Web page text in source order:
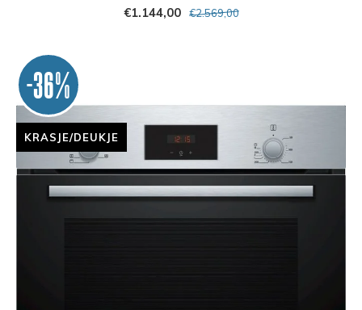
€1.144,00 €2.569,00
-36%
KRASJE/DEUKJE